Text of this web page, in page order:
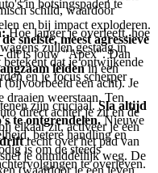
in botsingspaden te
Hoe langer je overleeft, hoe
zullen gestaag in
dat je ontwijkende
en je focus scherper
zijn cruciaal.Sla altijd
te ontgrendelen.Nieuwe
betere handling en
is om de steeds
te overleven.
schild, waardoor
en bij impact exploderen.
de snelste, meest agressieve
dit is jouw "Apex". Dan
leidenin een
een acht). Je
draaien weerstaan. Ten
direct achter je zit en de
elkaar zit, activeer je een
recht over het pad van
je onmiddellijk weg. De